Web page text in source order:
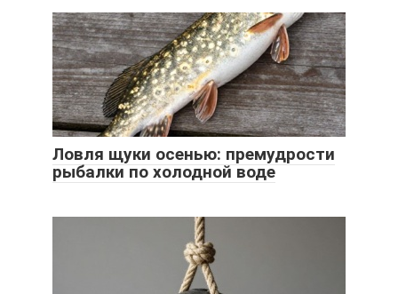
Ловля щуки осенью: премудрости
рыбалки по холодной воде